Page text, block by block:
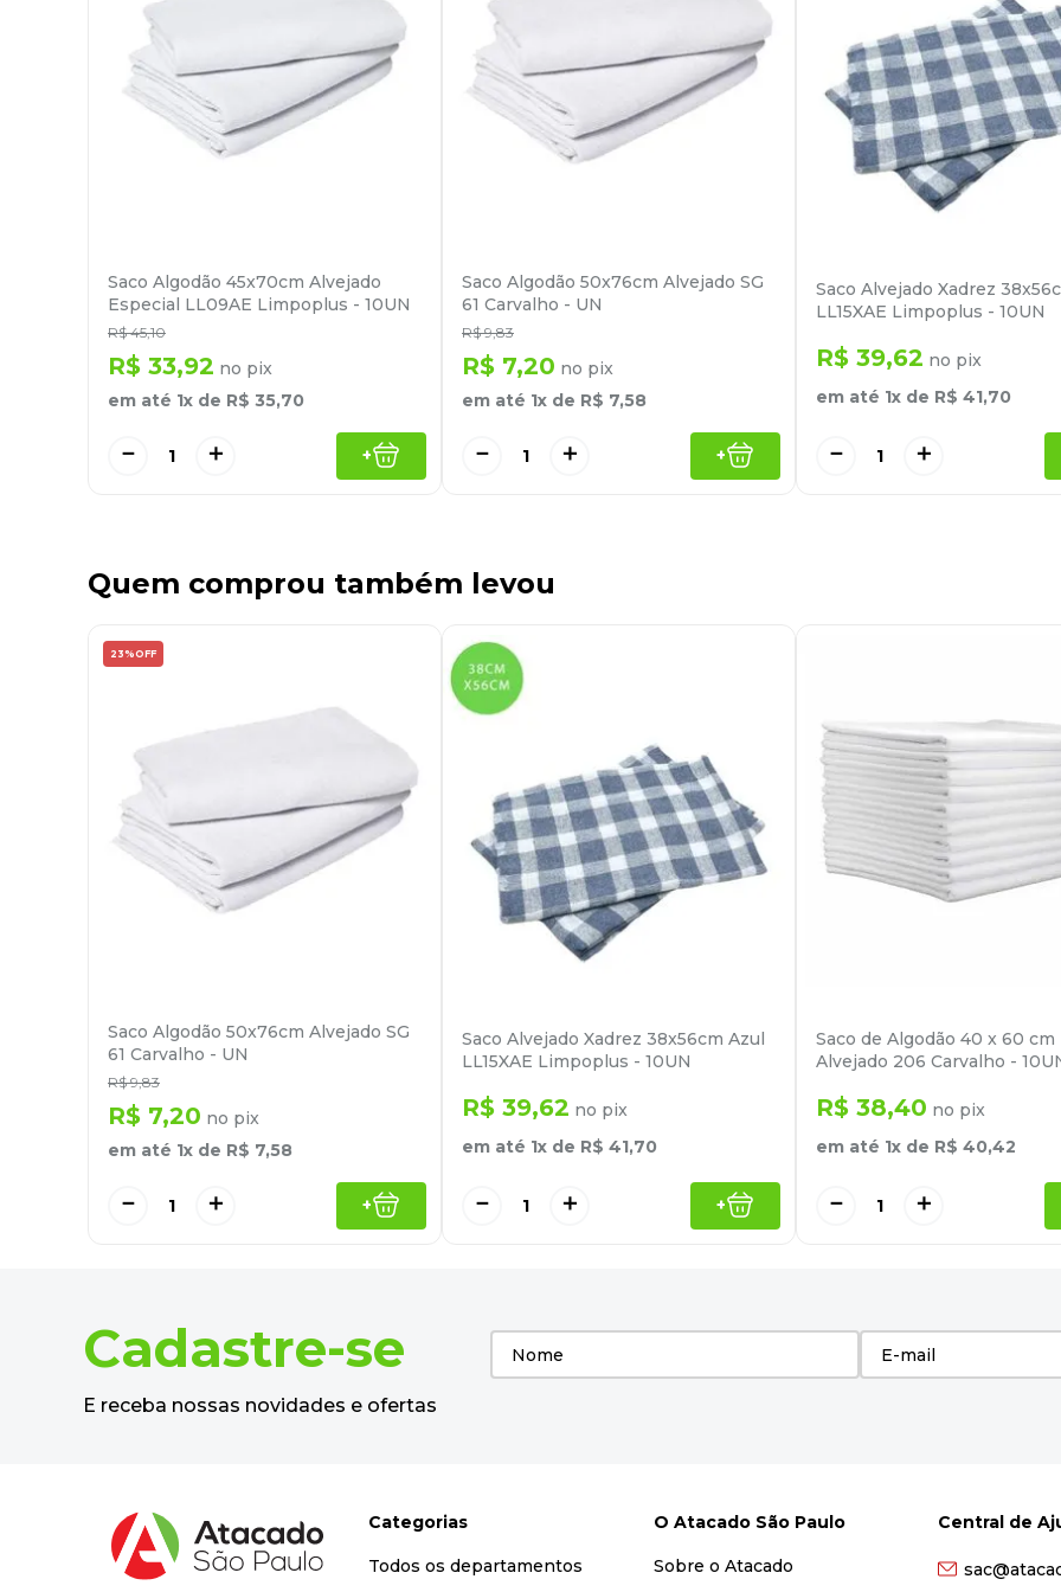
Saco Algodão 45x70cm Alvejado
Especial LL09AE Limpoplus - 10UN
R$ 45,10
R$ 33,92 no pix
em até 1x de R$ 35,70
＋
－ +
Saco Algodão 50x76cm Alvejado SG
61 Carvalho - UN
R$ 9,83
R$ 7,20 no pix
em até 1x de R$ 7,58
＋
－ +
Saco Alvejado Xadrez
LL15XAE Limpoplus - 10UN
R$ 39,62 no pix
em até 1x de R$ 41,70
＋
－
Quem comprou também levou
23% OFF
Saco Algodão 50x76cm Alvejado SG
61 Carvalho - UN
R$ 9,83
R$ 7,20 no pix
em até 1x de R$ 7,58
＋
－ +
Saco Alvejado Xadrez 38x56cm Azul
LL15XAE Limpoplus - 10UN
R$ 39,62 no pix
em até 1x de R$ 41,70
＋
－ +
Saco de Algodão 40 x 60 cm
Alvejado 206 Carvalho -
R$ 38,40 no pix
em até 1x de R$ 40,42
＋
－
Cadastre-se
E receba nossas novidades e ofertas
Categorias
Todos os departamentos
O Atacado São Paulo
Sobre o Atacado
Central de